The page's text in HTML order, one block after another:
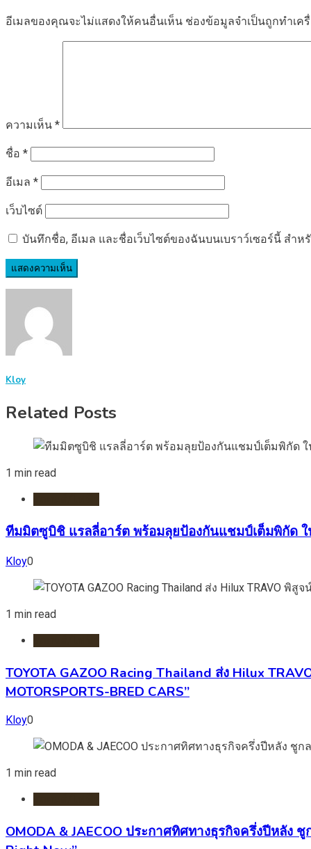
อีเมลของคุณจะไม่แสดงให้คนอื่นเห็น ช่องข้อมูลจำเป็นถูกทำเค
ความเห็น *
ชื่อ *
อีเมล *
เว็บไซต์
บันทึกชื่อ, อีเมล และชื่อเว็บไซต์ของฉันบนเบราว์เซอร์นี้ สำห
Kloy
Related Posts
1 min read
ทีมมิตซูบิชิ แรลลี่อาร์ต พร้อมลุยป้องกันแชมป์เต็มพิกัด
Kloy0
1 min read
TOYOTA GAZOO Racing Thailand ส่ง Hilux
MOTORSPORTS-BRED CARS”
Kloy0
1 min read
OMODA & JAECOO ประกาศทิศทางธุรกิจครึ่งปีหลัง